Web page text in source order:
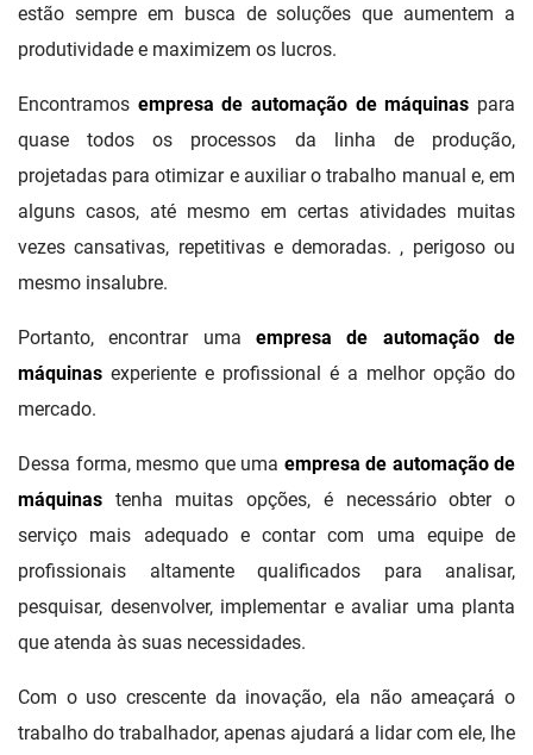
estão sempre em busca de soluções que aumentem a
produtividade e maximizem os lucros.
Encontramos empresa de automação de máquinas para
quase todos os processos da linha de produção,
projetadas para otimizar e auxiliar o trabalho manual e, em
alguns casos, até mesmo em certas atividades muitas
vezes cansativas, repetitivas e demoradas. , perigoso ou
mesmo insalubre.
Portanto, encontrar uma empresa de automação de
máquinas experiente e profissional é a melhor opção do
mercado.
Dessa forma, mesmo que uma empresa de automação de
máquinas tenha muitas opções, é necessário obter o
serviço mais adequado e contar com uma equipe de
profissionais altamente qualificados para analisar,
pesquisar, desenvolver, implementar e avaliar uma planta
que atenda às suas necessidades.
Com o uso crescente da inovação, ela não ameaçará o
trabalho do trabalhador, apenas ajudará a lidar com ele, lhe